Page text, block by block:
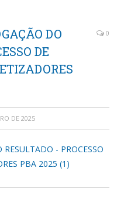
DO
DE
0
DE 2025
- PROCESSO
PBA 2025 (1)